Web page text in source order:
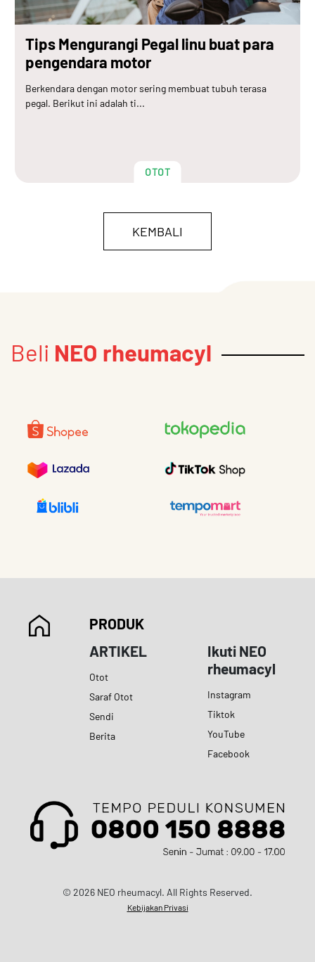
Tips Mengurangi Pegal linu buat para
pengendara motor
Berkendara dengan motor sering membuat tubuh terasa
pegal. Berikut ini adalah ti...
OTOT
KEMBALI
Beli NEO rheumacyl
PRODUK
ARTIKEL
Otot
Saraf Otot
Sendi
Berita
Ikuti NEO
rheumacyl
Instagram
Tiktok
YouTube
Facebook
© 2026 NEO rheumacyl. All Rights Reserved.
Kebijakan Privasi